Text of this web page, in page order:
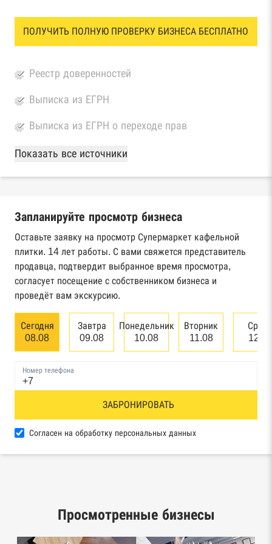
ПОЛУЧИТЬ ПОЛНУЮ ПРОВЕРКУ БИЗНЕСА БЕСПЛАТНО
Реестр доверенностей
Выписка из ЕГРН
Выписка из ЕГРН о переходе прав
База Росстата
Реестры ЕГРЮЛ и ЕГРИП Федеральной
Реестр государственных контрактов
Федерального казначейства
Картотека арбитражных дел Высшего
арбитражного суда
Единый федеральный реестр сведений о
банкротстве юридических лиц
Реестр товарных знаков и знаков обслуживания
База исполнительного производства
Реестры лицензий: Росалкоголь,
Росздравнадзор, Рособрнадзор, Роскомнадзор,
Показать все источники
Запланируйте просмотр бизнеса
Оставьте заявку на просмотр Супермаркет кафельной
плитки. 14 лет работы. С вами свяжется представитель
продавца, подтвердит выбранное время просмотра,
согласует посещение с собственником бизнеса и
проведёт вам экскурсию.
Сегодня
08.08
Завтра
09.08
Понедельник
10.08
Вторник
11.08
12.08
Номер телефона
ЗАБРОНИРОВАТЬ
Согласен на обработку персональных данных
Просмотренные бизнесы